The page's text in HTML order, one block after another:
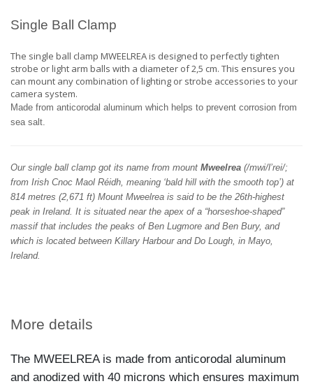
Single Ball Clamp
The single ball clamp MWEELREA is designed to perfectly tighten
strobe or light arm balls with a diameter of 2,5 cm. This ensures you
can mount any combination of lighting or strobe accessories to your
camera system.
Made from anticorodal aluminum which helps to prevent corrosion from
sea salt.
Our single ball clamp got its name from mount Mweelrea (/mwi/l’rei/;
from Irish Cnoc Maol Réidh, meaning ‘bald hill with the smooth top’) at
814 metres (2,671 ft) Mount Mweelrea is said to be the 26th-highest
peak in Ireland. It is situated near the apex of a “horseshoe-shaped”
massif that includes the peaks of Ben Lugmore and Ben Bury, and
which is located between Killary Harbour and Do Lough, in Mayo,
Ireland.
More details
The MWEELREA is made from anticorodal aluminum
and anodized with 40 microns which ensures maximum